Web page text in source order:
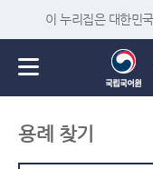
이 누리집은 대한민
용례 찾기